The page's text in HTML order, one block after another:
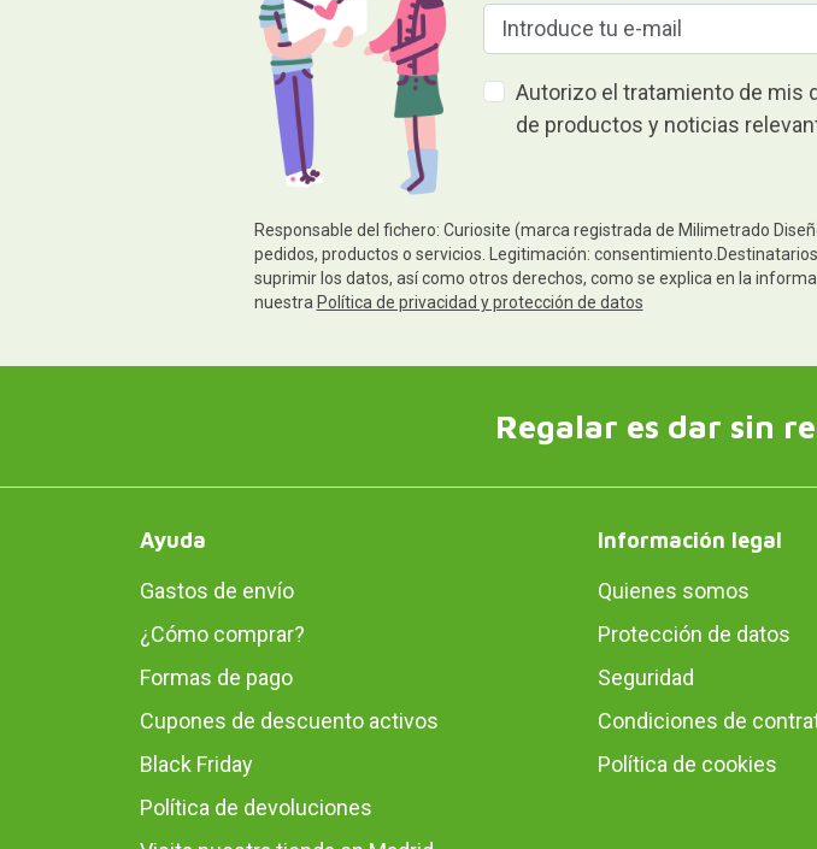
Autorizo el tratamiento de mis
de productos y noticias
Responsable del fichero: Curiosite (marca registrada de Milimetrado
pedidos, productos o servicios. Legitimación:
suprimir los datos, así como otros derechos, como se explica en la
nuestra Política de privacidad y protección de datos
Regalar es dar sin
Ayuda
Gastos de envío
¿Cómo comprar?
Formas de pago
Cupones de descuento activos
Black Friday
Política de devoluciones
Información legal
Quienes somos
Protección de datos
Seguridad
Condiciones de
Política de cookies